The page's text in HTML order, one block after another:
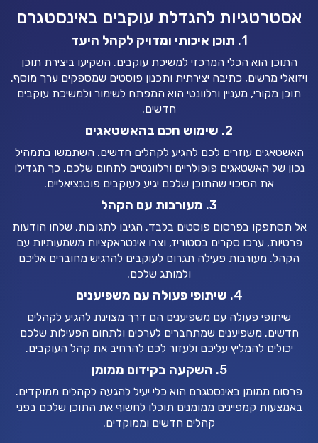
אסטרטגיות להגדלת עוקבים באינסטגרם
1. תוכן איכותי ומדויק לקהל היעד
התוכן הוא הכלי המרכזי למשיכת עוקבים. השקיעו ביצירת תוכן
ויזואלי מרשים, כתיבה יצירתית ותכנון פוסטים שמספקים ערך מוסף.
תוכן מקורי, מעניין ורלוונטי הוא המפתח לשימור ולמשיכת עוקבים
חדשים.
2. שימוש חכם בהאשטאגים
האשטאגים עוזרים לכם להגיע לקהלים חדשים. השתמשו בתמהיל
נכון של האשטאגים פופולריים ורלוונטיים לתחום שלכם. כך תגדילו
את הסיכוי שהתוכן שלכם יגיע לעוקבים פוטנציאליים.
3. מעורבות עם הקהל
אל תסתפקו בפרסום פוסטים בלבד. הגיבו לתגובות, שלחו הודעות
פרטיות, ערכו סקרים בסטוריז, וצרו אינטראקציות משמעותיות עם
הקהל. מעורבות פעילה תגרום לעוקבים להרגיש מחוברים אליכם
ולמותג שלכם.
4. שיתופי פעולה עם משפיענים
שיתופי פעולה עם משפיענים הם דרך מצוינת להגיע לקהלים
חדשים. משפיענים שמתחברים לערכים ולתחום הפעילות שלכם
יכולים להמליץ עליכם ולעזור לכם להרחיב את קהל העוקבים.
5. השקעה בקידום ממומן
פרסום ממומן באינסטגרם הוא כלי יעיל להגעה לקהלים ממוקדים.
באמצעות קמפיינים ממומנים תוכלו לחשוף את התוכן שלכם בפני
קהלים חדשים וממוקדים.